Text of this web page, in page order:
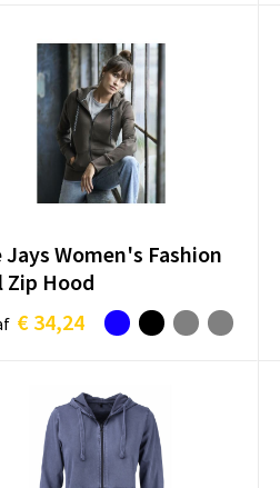
Jays Women's Fashion
Zip Hood
€ 34,24